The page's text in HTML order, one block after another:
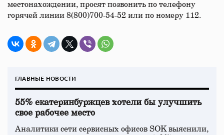
местонахождении, просят позвонить по телефону
горячей линии 8(800)700-54-52 или по номеру 112.
ГЛАВНЫЕ НОВОСТИ
55% екатеринбуржцев хотели бы улучшить
свое рабочее место
Аналитики сети сервисных офисов SOK выяснили,